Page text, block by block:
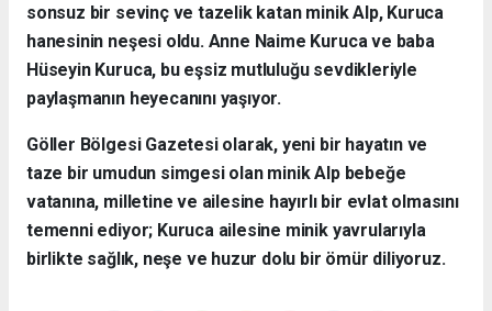
sonsuz bir sevinç ve tazelik katan minik Alp, Kuruca
hanesinin neşesi oldu. Anne Naime Kuruca ve baba
Hüseyin Kuruca, bu eşsiz mutluluğu sevdikleriyle
paylaşmanın heyecanını yaşıyor.
​Göller Bölgesi Gazetesi olarak, yeni bir hayatın ve
taze bir umudun simgesi olan minik Alp bebeğe
vatanına, milletine ve ailesine hayırlı bir evlat olmasını
temenni ediyor; Kuruca ailesine minik yavrularıyla
birlikte sağlık, neşe ve huzur dolu bir ömür diliyoruz.